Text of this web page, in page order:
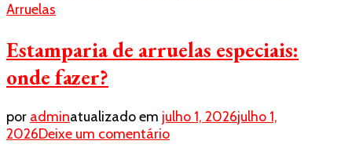
Arruelas
Estamparia de arruelas especiais:
onde fazer?
por adminatualizado em julho 1, 2026julho 1,
2026Deixe um comentárioem